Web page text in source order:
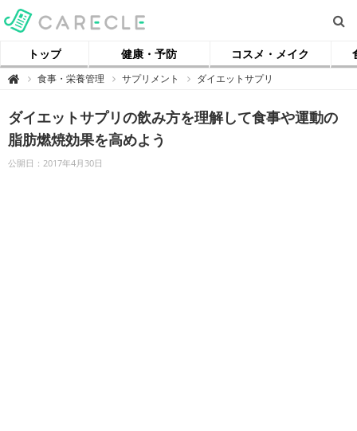
トップ 健康・予防 コスメ・メイク
 【
ル
】
食事・栄養管理 サプリメント ダイエットサプリ
ダイエットサプリの飲み方を理解して食事や運動の
脂肪燃焼効果を高めよう
公開日：2017年4月30日